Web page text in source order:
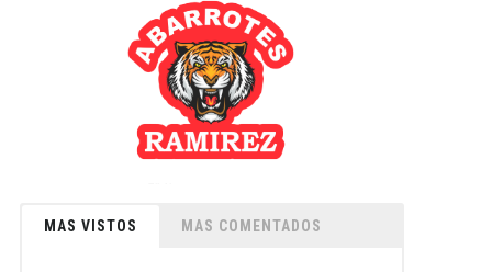
MAS VISTOS MAS COMENTADOS